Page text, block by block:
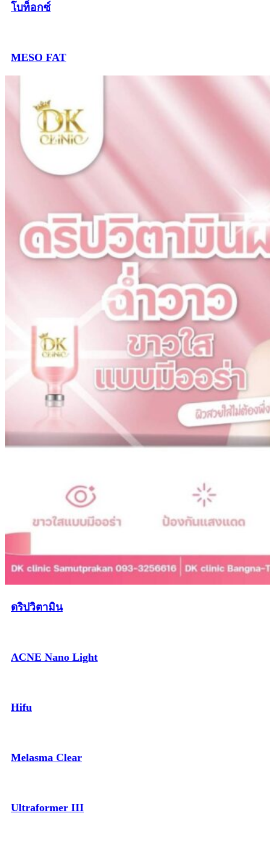
โบท็อกซ์
MESO FAT
ดริปวิตามิน
ACNE Nano Light
Hifu
Melasma Clear
Ultraformer III